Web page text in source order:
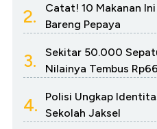
2.
Catat! 10 Makanan
Bareng Pepaya
3.
Sekitar 50.000
Nilainya Tembus
4.
Polisi Ungkap
Sekolah Jaksel